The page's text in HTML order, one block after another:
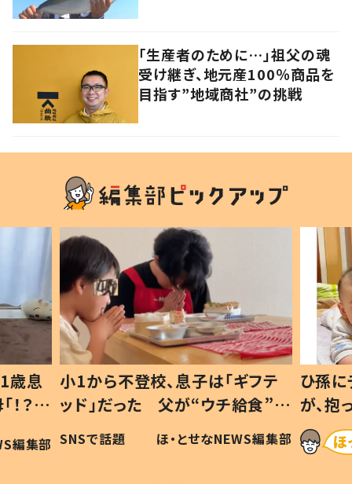
「生産者のために…」祖父の魂
受け継ぎ、地元産100％商品を
目指す”地域商社”の挑戦
歳息
？」
編集部
小1から不登校、息子は「ギフテ
ッド」だった 父が“ウチ給食”を
作り続ける理由とは #令和の親
#令和の子
SNSで話題 ほ・とせなNEWS編集部
ひ孫
が、
「涙が
い」